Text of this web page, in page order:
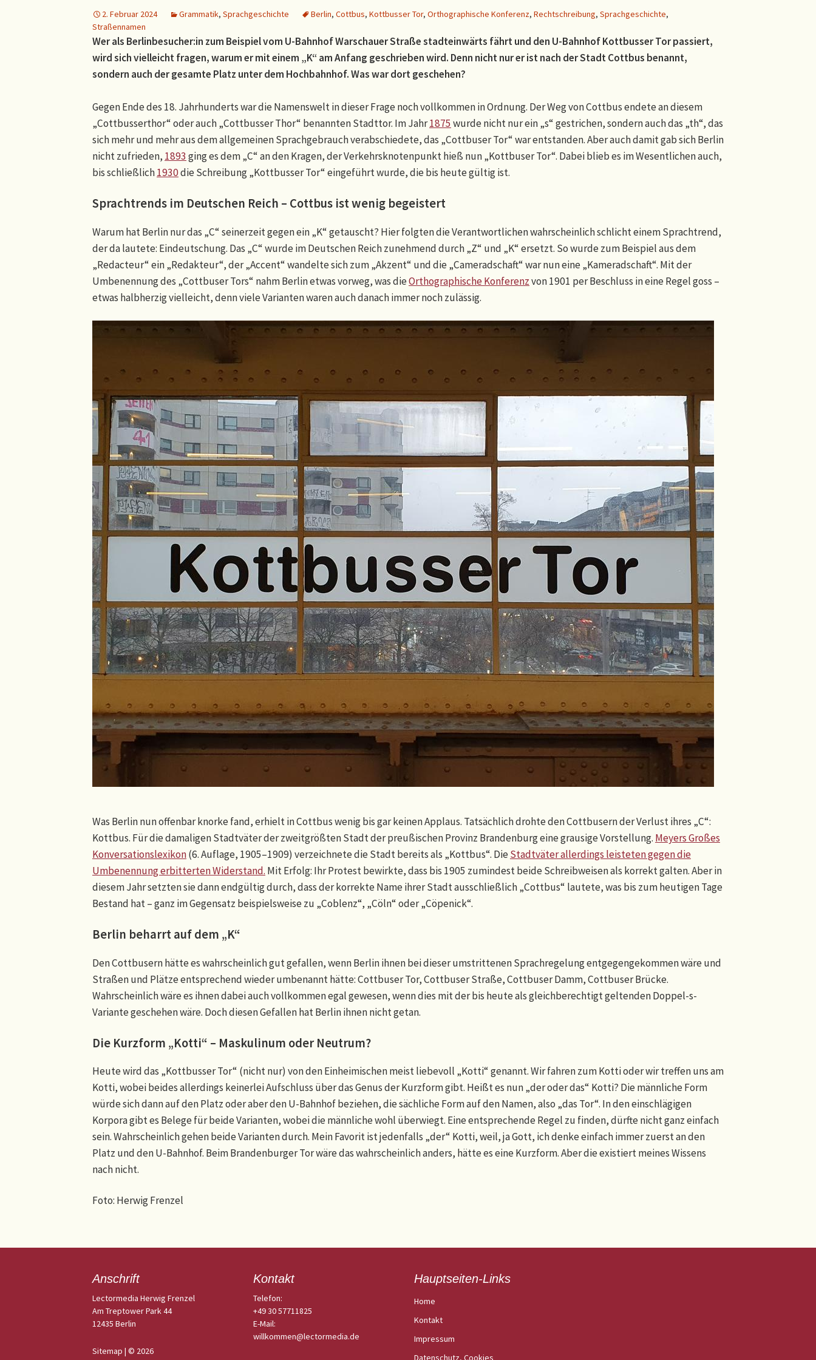
2. Februar 2024 Grammatik, Sprachgeschichte Berlin, Cottbus, Kottbusser Tor, Orthographische Konferenz, Rechtschreibung, Sprachgeschichte,
Straßennamen
Wer als Berlinbesucher:in zum Beispiel vom U-Bahnhof Warschauer Straße stadteinwärts fährt und den U-Bahnhof Kottbusser Tor passiert,
wird sich vielleicht fragen, warum er mit einem „K“ am Anfang geschrieben wird. Denn nicht nur er ist nach der Stadt Cottbus benannt,
sondern auch der gesamte Platz unter dem Hochbahnhof. Was war dort geschehen?
Gegen Ende des 18. Jahrhunderts war die Namenswelt in dieser Frage noch vollkommen in Ordnung. Der Weg von Cottbus endete an diesem
„Cottbusserthor“ oder auch „Cottbusser Thor“ benannten Stadttor. Im Jahr1875 wurde nicht nur ein „s“ gestrichen, sondern auch das „th“, das
sich mehr und mehr aus dem allgemeinen Sprachgebrauch verabschiedete, das „Cottbuser Tor“ war entstanden. Aber auch damit gab sich Berlin
nicht zufrieden, 1893 ging es dem „C“ an den Kragen, der Verkehrsknotenpunkt hieß nun „Kottbuser Tor“. Dabei blieb es im Wesentlichen auch,
bis schließlich1930die Schreibung „Kottbusser Tor“ eingeführt wurde, die bis heute gültig ist.
Sprachtrends im Deutschen Reich – Cottbus ist wenig begeistert
Warum hat Berlin nur das „C“ seinerzeit gegen ein „K“ getauscht? Hier folgten die Verantwortlichen wahrscheinlich schlicht einem Sprachtrend,
der da lautete: Eindeutschung. Das „C“ wurde im Deutschen Reich zunehmend durch „Z“ und „K“ ersetzt. So wurde zum Beispiel aus dem
„Redacteur“ ein „Redakteur“, der „Accent“ wandelte sich zum „Akzent“ und die „Cameradschaft“ war nun eine „Kameradschaft“. Mit der
Umbenennung des „Cottbuser Tors“ nahm Berlin etwas vorweg, was dieOrthographische Konferenzvon 1901 per Beschluss in eine Regel goss –
etwas halbherzig vielleicht, denn viele Varianten waren auch danach immer noch zulässig.
Was Berlin nun offenbar knorke fand, erhielt in Cottbus wenig bis gar keinen Applaus. Tatsächlich drohte den Cottbusern der Verlust ihres „C“:
Kottbus. Für die damaligen Stadtväter der zweitgrößten Stadt der preußischen Provinz Brandenburg eine grausige Vorstellung. Meyers Großes
Konversationslexikon(6. Auflage, 1905–1909) verzeichnete die Stadt bereits als „Kottbus“. DieStadtväter allerdings leisteten gegen die
Umbenennung erbitterten Widerstand. Mit Erfolg: Ihr Protest bewirkte, dass bis 1905 zumindest beide Schreibweisen als korrekt galten. Aber in
diesem Jahr setzten sie dann endgültig durch, dass der korrekte Name ihrer Stadt ausschließlich „Cottbus“ lautete, was bis zum heutigen Tage
Bestand hat – ganz im Gegensatz beispielsweise zu „Coblenz“, „Cöln“ oder „Cöpenick“.
Berlin beharrt auf dem „K“
Den Cottbusern hätte es wahrscheinlich gut gefallen, wenn Berlin ihnen bei dieser umstrittenen Sprachregelung entgegengekommen wäre und
Straßen und Plätze entsprechend wieder umbenannt hätte: Cottbuser Tor, Cottbuser Straße, Cottbuser Damm, Cottbuser Brücke.
Wahrscheinlich wäre es ihnen dabei auch vollkommen egal gewesen, wenn dies mit der bis heute als gleichberechtigt geltenden Doppel-s-
Variante geschehen wäre. Doch diesen Gefallen hat Berlin ihnen nicht getan.
Die Kurzform „Kotti“ – Maskulinum oder Neutrum?
Heute wird das „Kottbusser Tor“ (nicht nur) von den Einheimischen meist liebevoll „Kotti“ genannt. Wir fahren zum Kotti oder wir treffen uns am
Kotti, wobei beides allerdings keinerlei Aufschluss über das Genus der Kurzform gibt. Heißt es nun „der oder das“ Kotti? Die männliche Form
würde sich dann auf den Platz oder aber den U-Bahnhof beziehen, die sächliche Form auf den Namen, also „das Tor“. In den einschlägigen
Korpora gibt es Belege für beide Varianten, wobei die männliche wohl überwiegt. Eine entsprechende Regel zu finden, dürfte nicht ganz einfach
sein. Wahrscheinlich gehen beide Varianten durch. Mein Favorit ist jedenfalls „der“ Kotti, weil, ja Gott, ich denke einfach immer zuerst an den
Platz und den U-Bahnhof. Beim Brandenburger Tor wäre das wahrscheinlich anders, hätte es eine Kurzform. Aber die existiert meines Wissens
nach nicht.
Foto: Herwig Frenzel
Anschrift
Lectormedia Herwig Frenzel
Am Treptower Park 44
12435 Berlin
Sitemap | © 2026
Kontakt
Telefon:
+49 30 57711825
E-Mail:
willkommen@lectormedia.de
Hauptseiten-Links
Home
Kontakt
Impressum
Datenschutz, Cookies